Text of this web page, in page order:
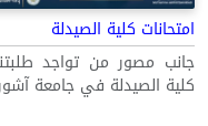
امتحانات كلية الصيدلة
جانب مصور من تواجد
كلية الصيدلة في جامعة